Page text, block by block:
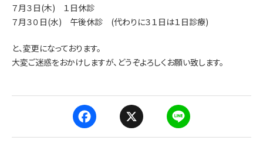
７月３日(木) １日休診
７月３０日(水) 午後休診 (代わりに３１日は１日診療)
と、変更になっております。
大変ご迷惑をおかけしますが、どうぞよろしくお願い致します。
F X L